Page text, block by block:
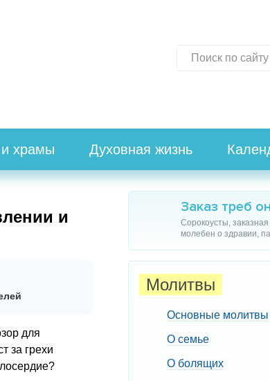
храмы Духовная жизнь
и
для
за грехи
Заказ треб
Сорокоусты, заказная
молебен о здравии,
Молитвы
Основные молитвы
О семье
О болящих